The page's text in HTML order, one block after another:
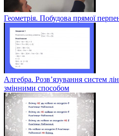
Геометрія. Побудова прямої
Алгебра. Розв’язування систем
змінними способом